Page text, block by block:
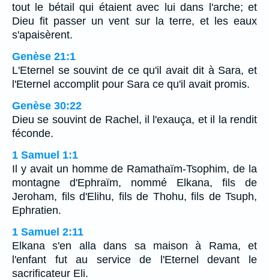
tout le bétail qui étaient avec lui dans l'arche; et
Dieu fit passer un vent sur la terre, et les eaux
s'apaisèrent.
Genèse 21:1
L'Eternel se souvint de ce qu'il avait dit à Sara, et
l'Eternel accomplit pour Sara ce qu'il avait promis.
Genèse 30:22
Dieu se souvint de Rachel, il l'exauça, et il la rendit
féconde.
1 Samuel 1:1
Il y avait un homme de Ramathaïm-Tsophim, de la
montagne d'Ephraïm, nommé Elkana, fils de
Jeroham, fils d'Elihu, fils de Thohu, fils de Tsuph,
Ephratien.
1 Samuel 2:11
Elkana s'en alla dans sa maison à Rama, et
l'enfant fut au service de l'Eternel devant le
sacrificateur Eli.